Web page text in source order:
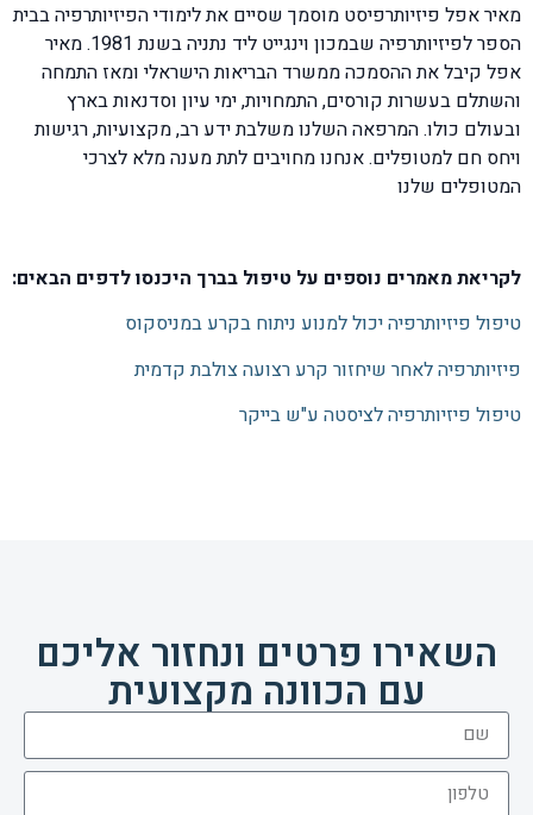
מאיר אפל פיזיותרפיסט מוסמך שסיים את לימודי הפיזיותרפיה בבית
הספר לפיזיותרפיה שבמכון וינגייט ליד נתניה בשנת 1981. מאיר
אפל קיבל את ההסמכה ממשרד הבריאות הישראלי ומאז התמחה
והשתלם בעשרות קורסים, התמחויות, ימי עיון וסדנאות בארץ
ובעולם כולו. המרפאה השלנו משלבת ידע רב, מקצועיות, רגישות
ויחס חם למטופלים. אנחנו מחויבים לתת מענה מלא לצרכי
המטופלים שלנו
לקריאת מאמרים נוספים על טיפול בברך היכנסו לדפים הבאים:
טיפול פיזיותרפיה יכול למנוע ניתוח בקרע במניסקוס
פיזיותרפיה לאחר שיחזור קרע רצועה צולבת קדמית
טיפול פיזיותרפיה לציסטה ע"ש בייקר
השאירו פרטים ונחזור אליכם
עם הכוונה מקצועית